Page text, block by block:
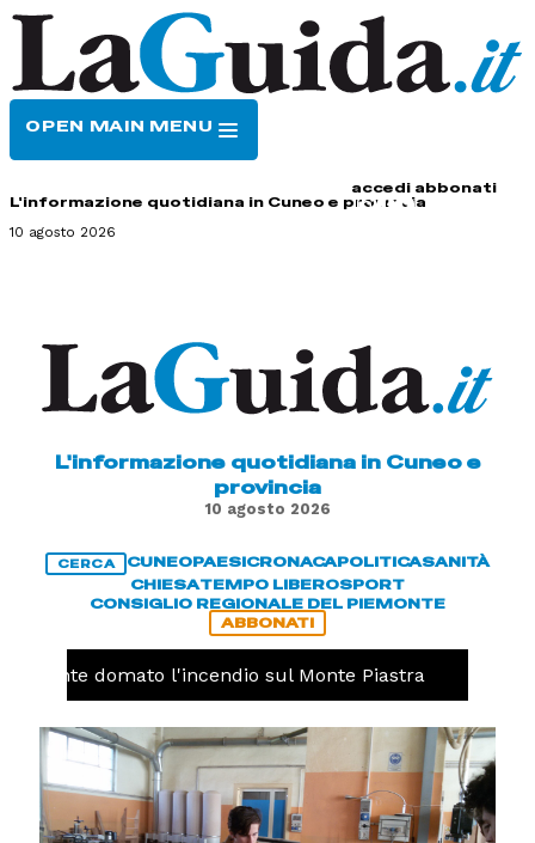
OPEN MAIN MENU
accedi abbonati
L'informazione quotidiana in Cuneo e provincia
10 agosto 2026
L'informazione quotidiana in Cuneo e
provincia
10 agosto 2026
CERCA CUNEOPAESICRONACAPOLITICASANITÀ
CHIESATEMPO LIBEROSPORT
CONSIGLIO REGIONALE DEL PIEMONTE
ABBONATI
domato l'incendio sul Monte Piastra